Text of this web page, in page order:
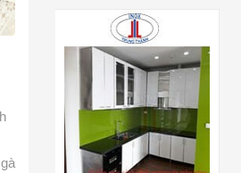
Các nguyên liệu nấu phở bò
đơn giản, dễ tìm - CỰC CHUẨN
Nguyễn Văn Thành
22/ 04/ 2025
Phở là món ăn thơm ngon nhưng